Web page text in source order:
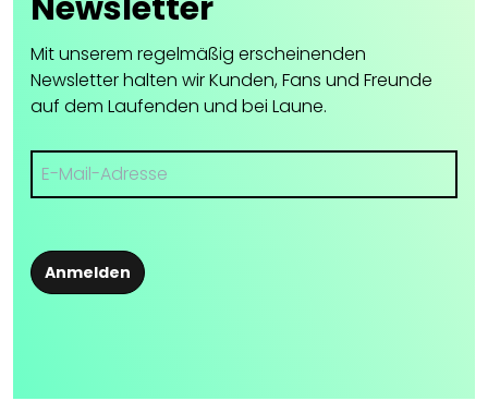
Mit unserem regelmäßig erscheinenden
Newsletter halten wir Kunden, Fans und Freunde
auf dem Laufenden und bei Laune.
Anmelden